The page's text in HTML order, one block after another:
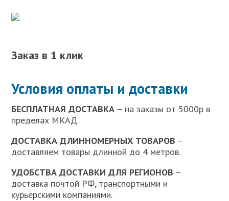
Заказ в 1 клик
Условия оплаты и доставки
БЕСПЛАТНАЯ ДОСТАВКА – на заказы от 5000р в
пределах МКАД.
ДОСТАВКА ДЛИННОМЕРНЫХ ТОВАРОВ –
доставляем товары длинной до 4 метров.
УДОБСТВА ДОСТАВКИ ДЛЯ РЕГИОНОВ –
доставка почтой РФ, транспортными и
курьерскими компаниями.